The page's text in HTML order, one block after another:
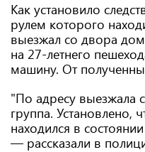
Как установило
рулем которого
выезжал со двора
на 27-летнего
машину. От
"По адресу выезжала
группа. Установлено,
находился в
— рассказали в